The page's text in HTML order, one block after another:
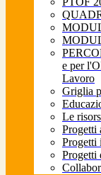
e per
Lavoro
Griglia
Le
Progetti
Progetti
Progetti